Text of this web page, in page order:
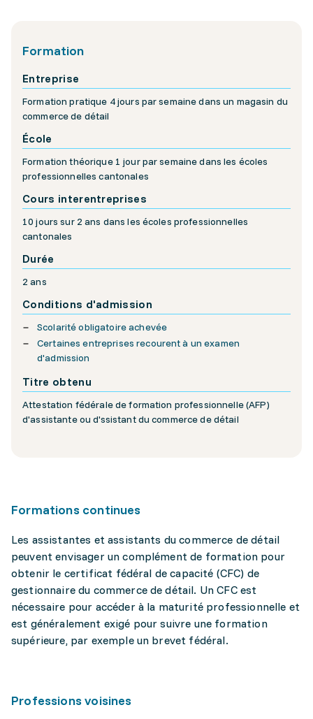
Formation
Entreprise
Formation pratique 4 jours par semaine dans un magasin du
commerce de détail
École
Formation théorique 1 jour par semaine dans les écoles
professionnelles cantonales
Cours interentreprises
10 jours sur 2 ans dans les écoles professionnelles
cantonales
Durée
2 ans
Conditions d'admission
Scolarité obligatoire achevée
Certaines entreprises recourent à un examen
d'admission
Titre obtenu
Attestation fédérale de formation professionnelle (AFP)
d'assistante ou d'ssistant du commerce de détail
Formations continues
Les assistantes et assistants du commerce de détail
peuvent envisager un complément de formation pour
obtenir le certificat fédéral de capacité (CFC) de
gestionnaire du commerce de détail. Un CFC est
nécessaire pour accéder à la maturité professionnelle et
est généralement exigé pour suivre une formation
supérieure, par exemple un brevet fédéral.
Professions voisines